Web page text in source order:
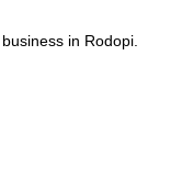
in Rodopi.